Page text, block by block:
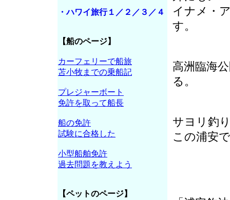
イナメ・
す。
高洲臨海
る。
サヨリ釣
この浦安
・ハワイ旅行１／２／３／４
【船のページ】
カーフェリーで船旅
苫小牧までの乗船記
プレジャーボート
免許を取って船長
船の免許
試験に合格した
小型船舶免許
過去問題を教えよう
【ペットのページ】